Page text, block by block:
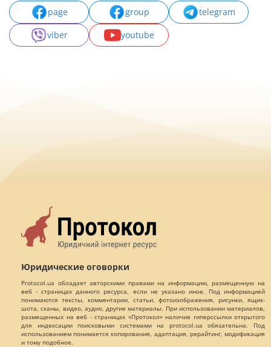
page group
telegram
viber
youtube
Юридические оговорки
Protocol.ua обладает авторскими правами на информацию, размещенную на
веб - страницах данного ресурса, если не указано иное. Под информацией
понимаются тексты, комментарии, статьи, фотоизображения, рисунки, ящик-
шота, сканы, видео, аудио, другие материалы. При использовании материалов,
размещенных на веб - страницах «Протокол» наличие гиперссылки открытого
для индексации поисковыми системами на protocol.ua обязательна. Под
использованием понимается копирования, адаптация, рерайтинг, модификация
и тому подобное.